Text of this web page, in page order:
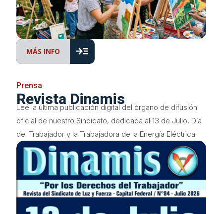
MÁS INFO read_more
Prensa
Revista Dinamis
Leé la última publicación digital del órgano de difusión
oficial de nuestro Sindicato, dedicada al 13 de Julio, Día
del Trabajador y la Trabajadora de la Energía Eléctrica.